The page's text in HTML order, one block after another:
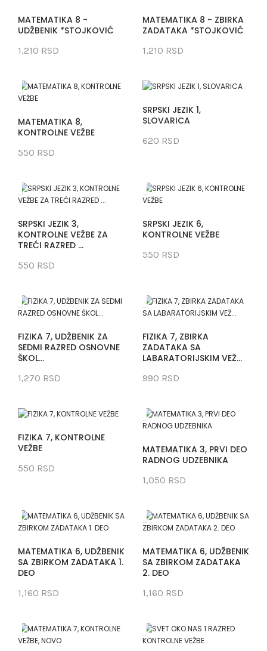
MATEMATIKA 8 -
UDŽBENIK *STOJKOVIĆ
1,210 RSD
MATEMATIKA 8 - ZBIRKA
ZADATAKA *STOJKOVIĆ
1,210 RSD
MATEMATIKA 8,
KONTROLNE VEŽBE
550 RSD
SRPSKI JEZIK 1,
SLOVARICA
620 RSD
SRPSKI JEZIK 3,
KONTROLNE VEŽBE ZA
TREĆI RAZRED ...
550 RSD
SRPSKI JEZIK 6,
KONTROLNE VEŽBE
550 RSD
FIZIKA 7, UDŽBENIK ZA
SEDMI RAZRED OSNOVNE
ŠKOL...
1,270 RSD
FIZIKA 7, ZBIRKA
ZADATAKA SA
LABARATORIJSKIM VEŽ...
990 RSD
FIZIKA 7, KONTROLNE
VEŽBE
550 RSD
MATEMATIKA 3, PRVI DEO
RADNOG UDZEBNIKA
1,050 RSD
MATEMATIKA 6, UDŽBENIK
SA ZBIRKOM ZADATAKA 1.
DEO
1,160 RSD
MATEMATIKA 6, UDŽBENIK
SA ZBIRKOM ZADATAKA
2. DEO
1,160 RSD